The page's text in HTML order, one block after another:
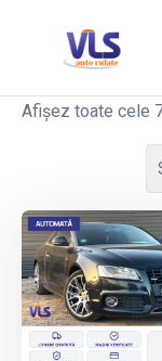
Afișez toate cele